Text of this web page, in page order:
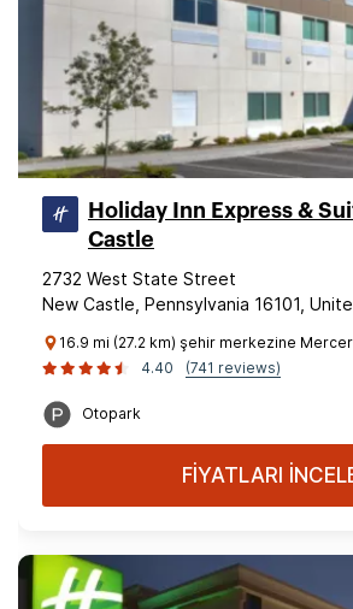
Holiday Inn Express &
Castle
2732 West State Street
New Castle, Pennsylvania 16101,
16.9 mi (27.2 km) şehir merkezine Mercer
4.40
(741 reviews)
Otopark
FİYATLARI